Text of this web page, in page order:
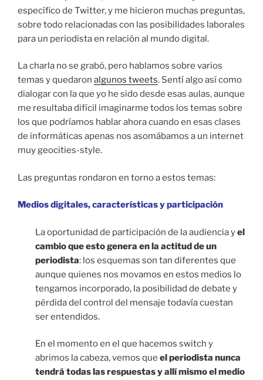
específico de Twitter, y me hicieron muchas preguntas,
sobre todo relacionadas con las posibilidades laborales
para un periodista en relación al mundo digital.
La charla no se grabó, pero hablamos sobre varios
temas y quedaron algunos tweets. Sentí algo así como
dialogar con la que yo he sido desde esas aulas, aunque
me resultaba difícil imaginarme todos los temas sobre
los que podríamos hablar ahora cuando en esas clases
de informáticas apenas nos asomábamos a un internet
muy geocities-style.
Las preguntas rondaron en torno a estos temas:
Medios digitales, características y participación
La oportunidad de participación de la audiencia yel
cambio que esto genera en la actitud de un
periodista: los esquemas son tan diferentes que
aunque quienes nos movamos en estos medios lo
tengamos incorporado, la posibilidad de debate y
pérdida del control del mensaje todavía cuestan
ser entendidos.
En el momento en el que hacemos switch y
abrimos la cabeza, vemos que el periodista nunca
tendrá todas las respuestas y allí mismo el medio